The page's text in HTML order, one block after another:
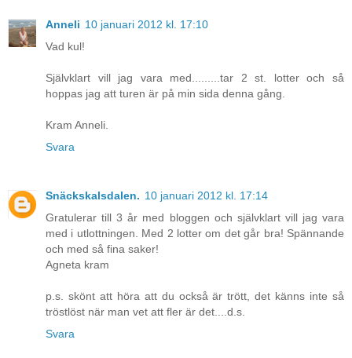
Anneli 10 januari 2012 kl. 17:10
Vad kul!
Självklart vill jag vara med.........tar 2 st. lotter och så
hoppas jag att turen är på min sida denna gång.
Kram Anneli.
Svara
Snäckskalsdalen. 10 januari 2012 kl. 17:14
Gratulerar till 3 år med bloggen och självklart vill jag vara
med i utlottningen. Med 2 lotter om det går bra! Spännande
och med så fina saker!
Agneta kram
p.s. skönt att höra att du också är trött, det känns inte så
tröstlöst när man vet att fler är det....d.s.
Svara